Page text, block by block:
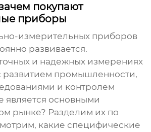
покупают
приборы
измерительных приборов
развивается.
и надежных измерениях
развитием промышленности,
и контролем
является основными
рынке? Разделим их по
какие специфические